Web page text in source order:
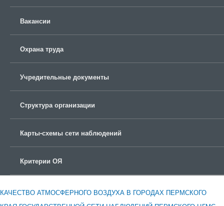
Вакансии
Охрана труда
Учредительные документы
Структура организации
Карты-схемы сети наблюдений
Критерии ОЯ
КАЧЕСТВО АТМОСФЕРНОГО ВОЗДУХА В ГОРОДАХ ПЕРМСКОГО